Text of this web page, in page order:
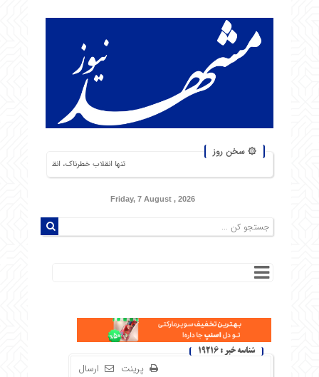
۞ سخن روز
تنها انقلاب خطرناک، انقلاب گرسنگان است. من از
Friday, 7 August , 2026
شناسه خبر : 19216
ارسال پرینت